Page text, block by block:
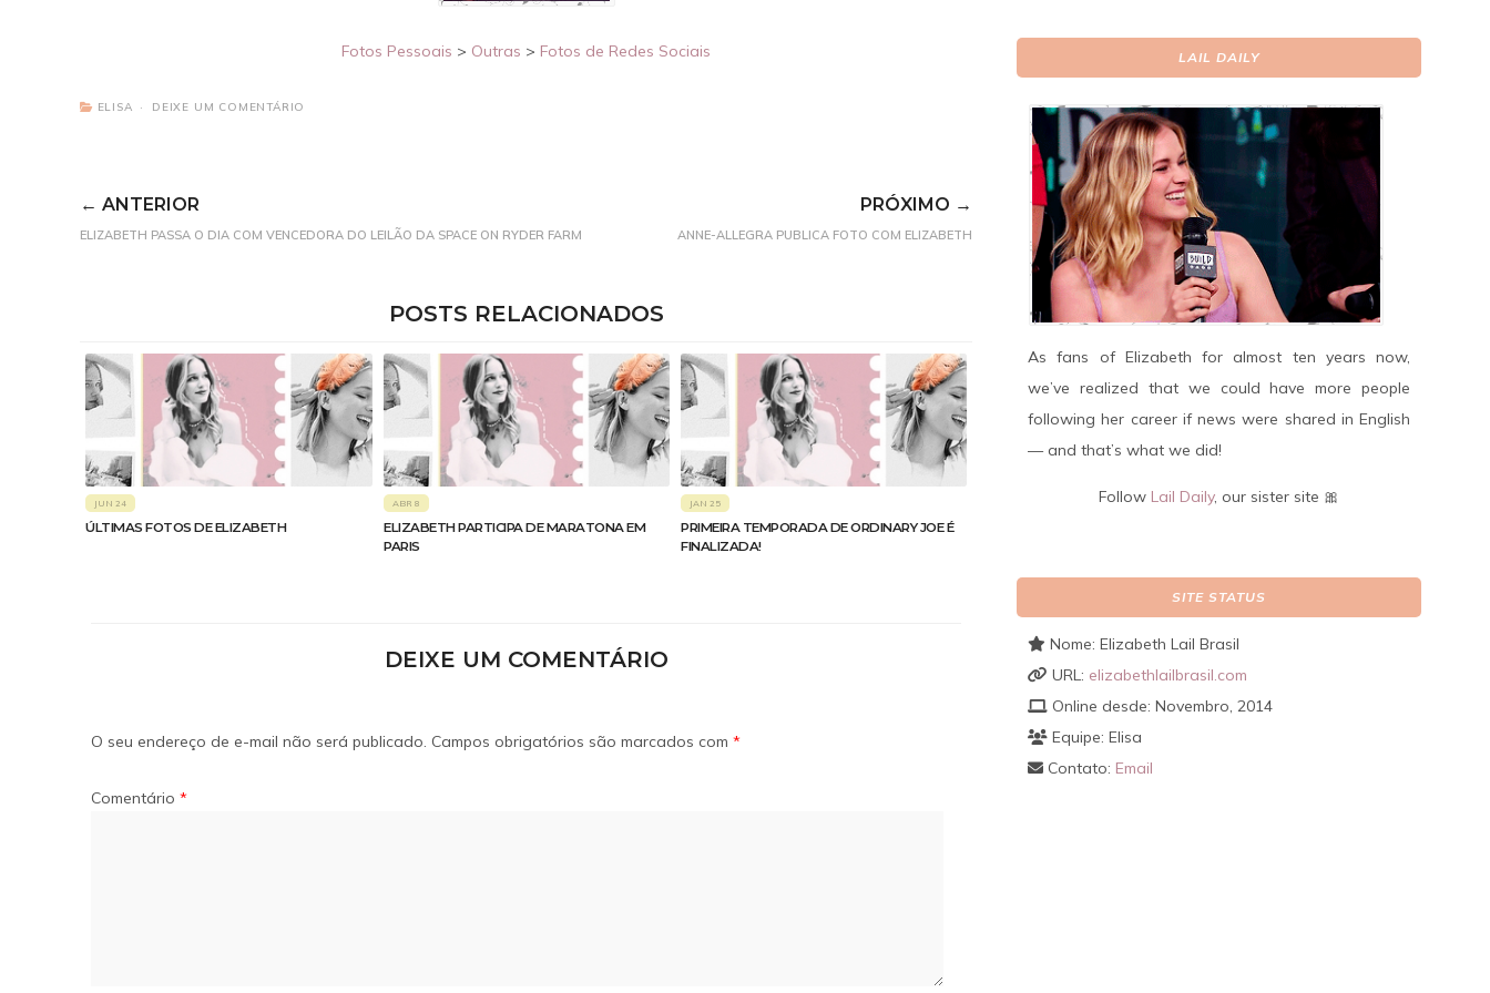
Fotos Pessoais > Outras > Fotos de Redes Sociais
ELISA DEIXE UM COMENTÁRIO
← ANTERIOR
ELIZABETH PASSA O DIA COM VENCEDORA DO LEILÃO DA SPACE ON RYDER FARM
PRÓXIMO →
ANNE-ALLEGRA PUBLICA FOTO COM ELIZABETH
POSTS RELACIONADOS
JUN 24
ÚLTIMAS FOTOS DE ELIZABETH
ABR 8
ELIZABETH PARTICIPA DE MARATONA EM
PARIS
JAN 25
PRIMEIRA TEMPORADA DE ORDINARY JOE É
FINALIZADA!
DEIXE UM COMENTÁRIO
O seu endereço de e-mail não será publicado. Campos obrigatórios são marcados com *
Comentário *
LAIL DAILY
As fans of Elizabeth for almost ten years now,
we’ve realized that we could have more people
following her career if news were shared in English
— and that’s what we did!
Follow Lail Daily, our sister site 🎀
SITE STATUS
Nome: Elizabeth Lail Brasil
URL: elizabethlailbrasil.com
Online desde: Novembro, 2014
Equipe: Elisa
Contato: Email